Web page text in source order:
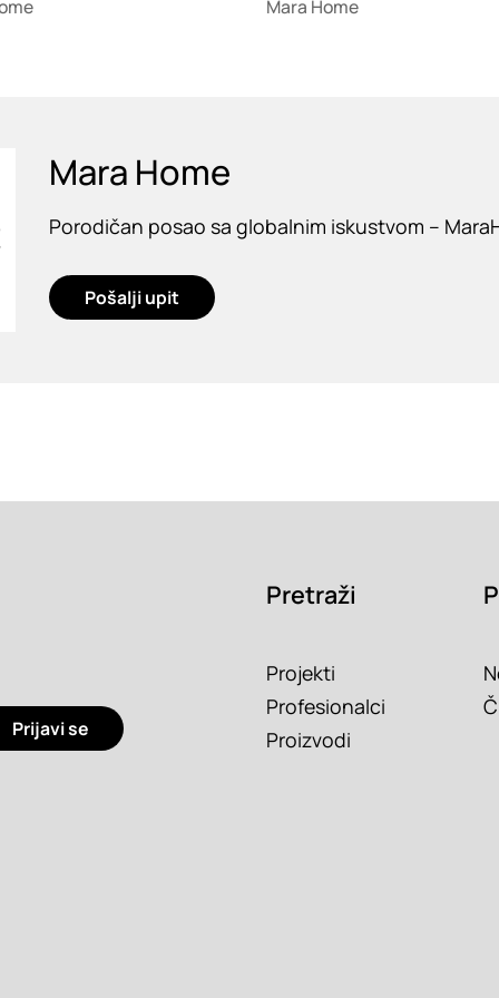
Mara Home
Mara Home
Porodičan posao sa globalnim iskustvom –
Pošalji upit
Prijavi se
Pretraži
Projekti
Profesionalci
Proizvodi